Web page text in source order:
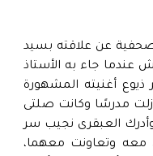
عن علاقته بسيد
عندما جاء به الأستاذ
أغنيته المشهورة
مدرسًا وكانت صلتى
وأدرك العبقرى نجيب سر
معه وتعاونت معهما،